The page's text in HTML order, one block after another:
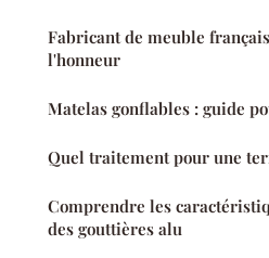
Fabricant de meuble
l'honneur
Matelas gonflables : guide
Quel traitement pour une
Comprendre les
des gouttières alu